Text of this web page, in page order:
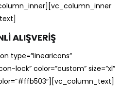
ALIŞVERİŞ
type=”linearicons”
lock” color=”custom” size=”xl”